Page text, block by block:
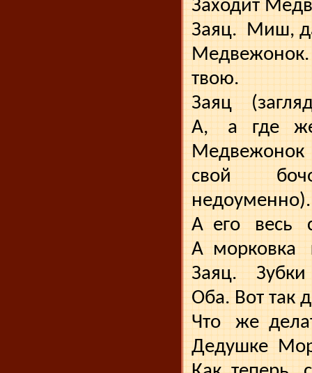
Заходит
Заяц.
Миш,
Медвежонок.
твою.
Заяц
А,
а где
Медвежонок
свой
недоуменно).
А его весь
А мор­ковка
Заяц.
Зубки
Оба. Вот так
Что
же
Дедушке